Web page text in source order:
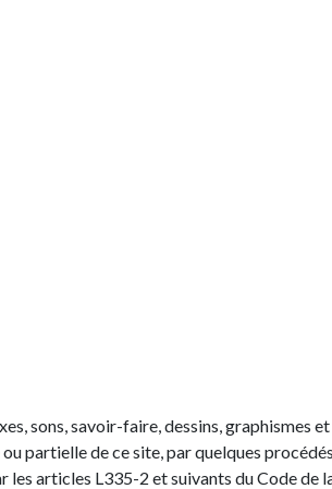
sons, savoir-faire, dessins, graphismes
de ce site, par quelques
articles L335-2 et suivants du Code de